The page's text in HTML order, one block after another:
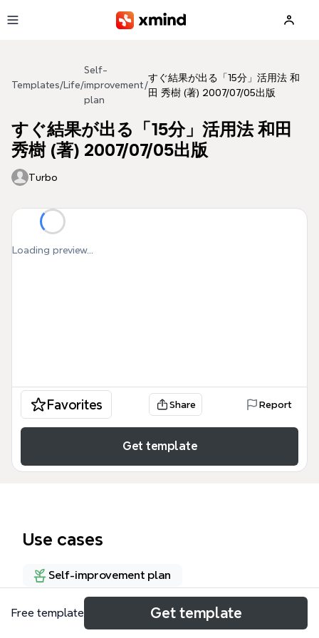
Templates/ Life/
Self-
improvement
plan
/
すぐ結果が出る「15分」活用法 和
田 秀樹 (著) 2007/07/05出版
すぐ結果が出る「15分」活用法 和田
秀樹 (著) 2007/07/05出版
Turbo
Loading preview...
Favorites Share Report
Get template
Use cases
Self-improvement plan
About
Free template Get template